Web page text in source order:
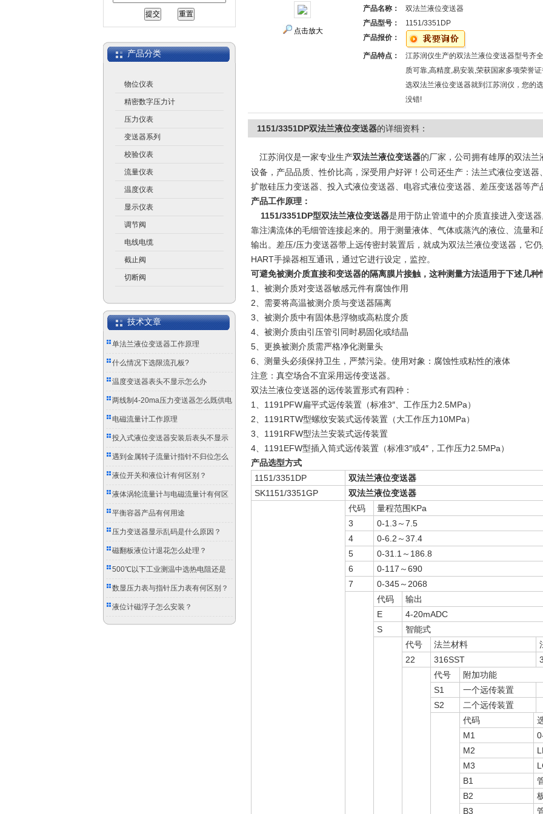
产品分类
物位仪表
精密数字压力计
压力仪表
变送器系列
校验仪表
流量仪表
温度仪表
显示仪表
调节阀
电线电缆
截止阀
切断阀
技术文章
单法兰液位变送器工作原理
什么情况下选限流孔板?
温度变送器表头不显示怎么办
两线制4-20ma压力变送器怎么既供电
又传信号？
电磁流量计工作原理
投入式液位变送器安装后表头不显示
怎么办？
遇到金属转子流量计指针不归位怎么
办？
液位开关和液位计有何区别？
液体涡轮流量计与电磁流量计有何区
别？
平衡容器产品有何用途
压力变送器显示乱码是什么原因？
磁翻板液位计退花怎么处理？
500℃以下工业测温中选热电阻还是
双金属温度计？
数显压力表与指针压力表有何区别？
液位计磁浮子怎么安装？
点击放大
产品名称：
双法兰液位变送器
产品型号：
1151/3351DP
产品报价：
产品特点：
江苏润仪生产的双法兰液位变送器型号齐
质可靠,高精度,易安装,荣获国家多项荣誉证
选双法兰液位变送器就到江苏润仪，您的
没错!
1151/3351DP双法兰液位变送器的详细资料：
江苏润仪是一家专业生产双法兰液位变送器的厂家，公司拥有雄厚的双法兰
设备，产品品质、性价比高，深受用户好评！公司还生产：法兰式液位变送
扩散硅压力变送器、投入式液位变送器、电容式液位变送器、差压变送器等产
产品工作原理：
1151/3351DP型双法兰液位变送器是用于防止管道中的介质直接进入变送
靠注满流体的毛细管连接起来的。用于测量液体、气体或蒸汽的液位、流量
输出。差压/压力变送器带上远传密封装置后，就成为双法兰液位变送器，它
HART手操器相互通讯，通过它进行设定，监控。
可避免被测介质直接和变送器的隔离膜片接触，这种测量方法适用于下述几种
1、被测介质对变送器敏感元件有腐蚀作用
2、需要将高温被测介质与变送器隔离
3、被测介质中有固体悬浮物或高粘度介质
4、被测介质由引压管引同时易固化或结晶
5、更换被测介质需严格净化测量头
6、测量头必须保持卫生，严禁污染。使用对象：腐蚀性或粘性的液体
注意：真空场合不宜采用远传变送器。
双法兰液位变送器的远传装置形式有四种：
1、1191PFW扁平式远传装置（标准3″、工作压力2.5MPa）
2、1191RTW型螺纹安装式远传装置（大工作压力10MPa）
3、1191RFW型法兰安装式远传装置
4、1191EFW型插入筒式远传装置（标准3″或4″，工作压力2.5MPa）
产品选型方式
1151/3351DP
双法兰液位变送器
SK1151/3351GP
双法兰液位变送器
代码
量程范围KPa
3
0-1.3～7.5
4
0-6.2～37.4
5
0-31.1～186.8
6
0-117～690
7
0-345～2068
代码
输出
E
4-20mADC
S
智能式
代号
法兰材料
22
316SST
代号
附加功能
S1
一个远传装置
S2
二个远传装置
代码
M1
M2
M3
B1
B2
B3